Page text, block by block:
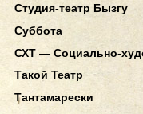
Студия-театр Бызгу
Суббота
СХТ — Социально-
Такой Театр
Тантамарески